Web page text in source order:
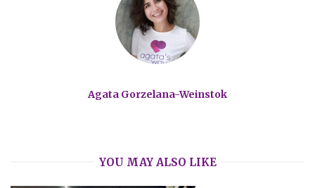
Agata Gorzelana-Weinstok
YOU MAY ALSO LIKE